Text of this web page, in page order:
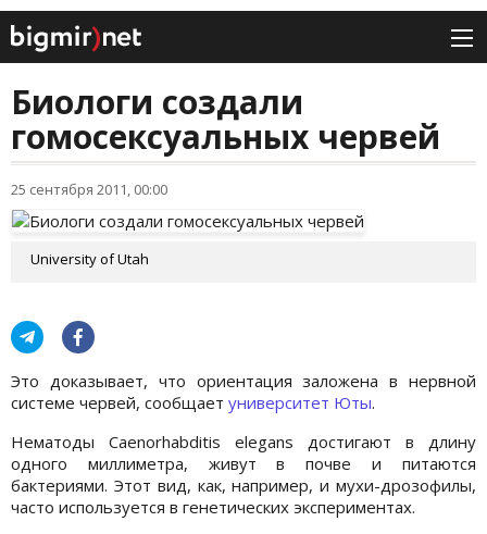
Биологи создали
гомосексуальных червей
25 сентября 2011, 00:00
University of Utah
Это доказывает, что ориентация заложена в нервной
системе червей, сообщает университет Юты.
Нематоды Caenorhabditis elegans достигают в длину
одного миллиметра, живут в почве и питаются
бактериями. Этот вид, как, например, и мухи-дрозофилы,
часто используется в генетических экспериментах.